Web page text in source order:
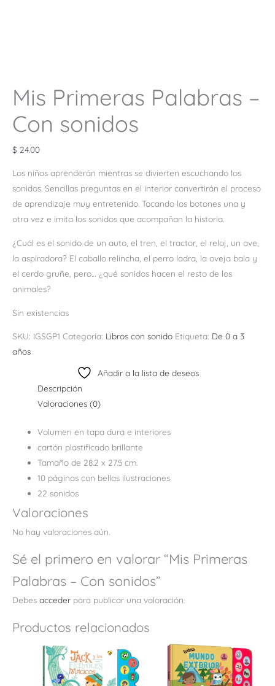
Mis Primeras Palabras –
Con sonidos
$ 24.00
Los niños aprenderán mientras se divierten escuchando los
sonidos. Sencillas preguntas en el interior convertirán el proceso
de aprendizaje muy entretenido. Tocando los botones una y
otra vez e imita los sonidos que acompañan la historia.
¿Cuál es el sonido de un auto, el tren, el tractor, el reloj, un ave,
la aspiradora? El caballo relincha, el perro ladra, la oveja bala y
el cerdo gruñe, pero… ¿qué sonidos hacen el resto de los
animales?
Sin existencias
SKU: IGSGP1 Categoría: Libros con sonido Etiqueta: De 0 a 3
años
Añadir a la lista de deseos
Descripción
Valoraciones (0)
Volumen en tapa dura e interiores
cartón plastificado brillante
Tamaño de 28.2 x 27.5 cm.
10 páginas con bellas ilustraciones
22 sonidos
Valoraciones
No hay valoraciones aún.
Sé el primero en valorar “Mis Primeras
Palabras – Con sonidos”
Debes acceder para publicar una valoración.
Productos relacionados